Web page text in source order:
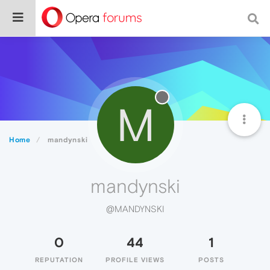
Home mandynski M
mandynski
@MANDYNSKI
0
REPUTATION
44
PROFILE VIEWS
1
POSTS